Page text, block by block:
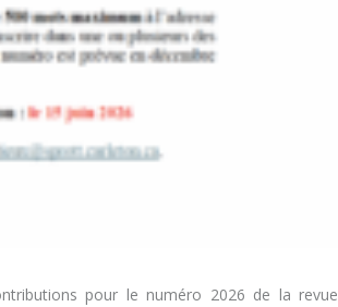
pour le numéro 2026 de la revue